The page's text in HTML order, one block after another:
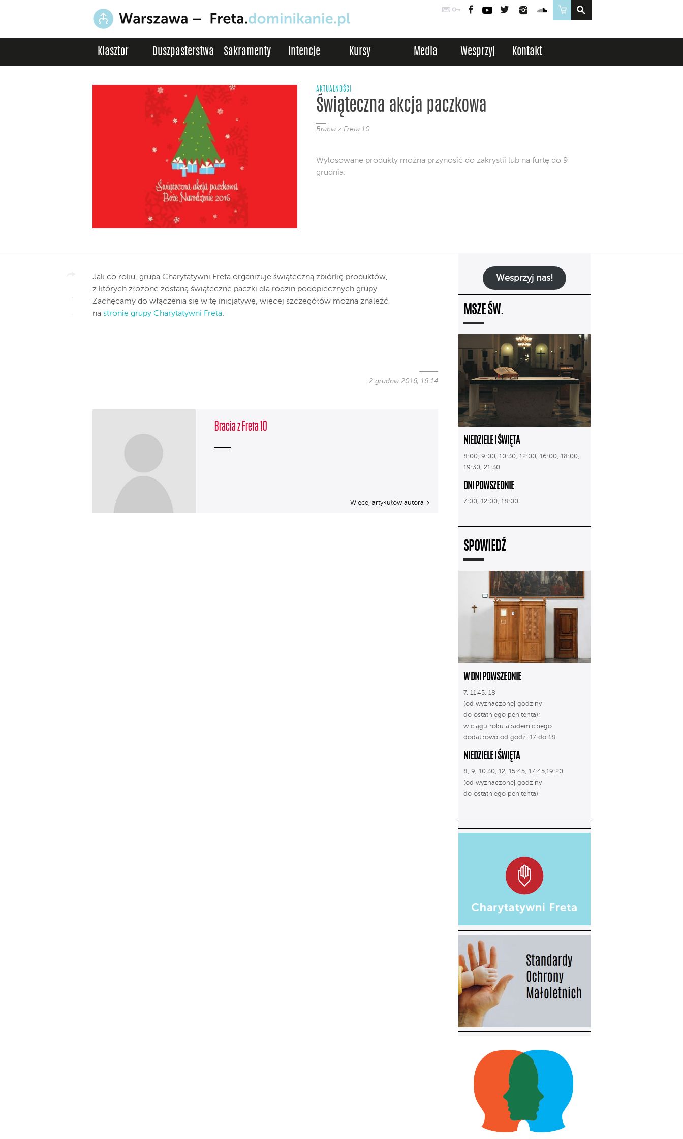
PocztaLogowanie
FacebookYouTubeTwitter InstagramSoundCloud
Sklep
Klasztor Duszpasterstwa Sakramenty Intencje Kursy Media Wesprzyj Kontakt
AKTUALNOŚCI
Świąteczna akcja paczkowa
Bracia z Freta 10
Wylosowane produkty można przynosić do zakrystii lub na furtę do 9
grudnia.
Jak co roku, grupa Charytatywni Freta organizuje świąteczną zbiórkę produktów,
z których złożone zostaną świąteczne paczki dla rodzin podopiecznych grupy.
Zachęcamy do włączenia się w tę inicjatywę, więcej szczegółów można znaleźć
na stronie grupy Charytatywni Freta.
2 grudnia 2016, 16:14
Bracia z Freta 10
Więcej artykułów autora
Wesprzyj nas!
MSZE ŚW.
NIEDZIELE I ŚWIĘTA
8:00, 9:00, 10:30, 12:00, 16:00, 18:00,
19:30, 21:30
DNI POWSZEDNIE
7:00, 12:00, 18:00
SPOWIEDŹ
W DNI POWSZEDNIE
7, 11.45, 18
(od wyznaczonej godziny
do ostatniego penitenta);
w ciągu roku akademickiego
dodatkowo od godz. 17 do 18.
NIEDZIELE I ŚWIĘTA
8, 9, 10.30, 12, 15:45, 17:45,19:20
(od wyznaczonej godziny
do ostatniego penitenta)